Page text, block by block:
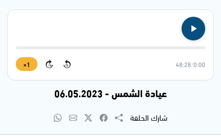
0:00
/
48:28
15
15
1×
عيادة الشمس - 06.05.2023
شارك الحلقة